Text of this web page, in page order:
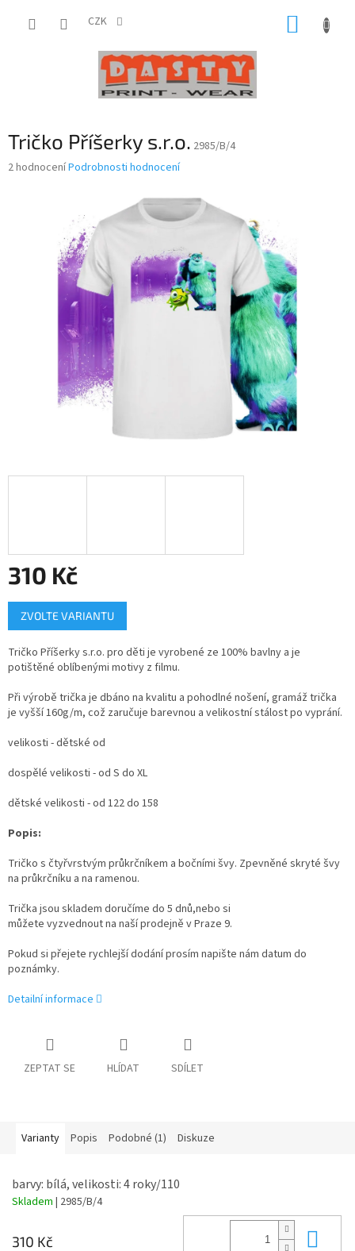
CZK
Tričko Příšerky s.r.o. 2985/B/4
Průměrné
hvězdiček.
2 hodnoceníPodrobnosti hodnocení
310 Kč
Měrná
cena:
ZVOLTE VARIANTU
Tričko Příšerky s.r.o. pro děti je vyrobené ze 100% bavlny a je
potištěné oblíbenými motivy z filmu.
Při výrobě trička je dbáno na kvalitu a pohodlné nošení, gramáž trička
je vyšší 160g/m, což zaručuje barevnou a velikostní stálost po vyprání.
velikosti - dětské od
dospělé velikosti - od S do XL
dětské velikosti - od 122 do 158
Popis:
Tričko s čtyřvrstvým průkrčníkem a bočními švy. Zpevněné skryté švy
na průkrčníku a na ramenou.
Trička jsou skladem doručíme do 5 dnů,nebo si
můžete vyzvednout na naší prodejně v Praze 9.
Pokud si přejete rychlejší dodání prosím napište nám datum do
poznámky.
Detailní informace
ZEPTAT SE HLÍDAT SDÍLET
Varianty Popis Podobné (1) Diskuze
barvy: bílá, velikosti: 4 roky/110
Skladem | 2985/B/4
310 Kč